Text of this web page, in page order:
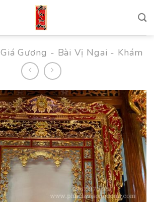
Giá Gương - Bài Vị Ngai - Khám